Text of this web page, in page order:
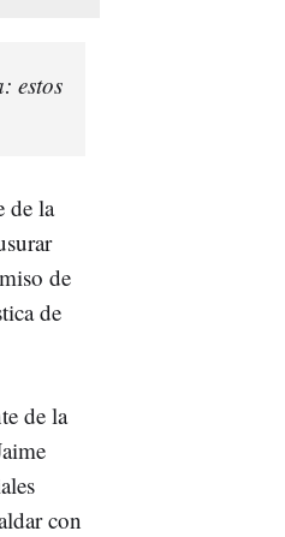
estos
de la
de
de
de la
con